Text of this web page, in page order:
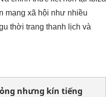
mạng xã hội như nhiều
thời trang thanh lịch và
nhưng kín tiếng